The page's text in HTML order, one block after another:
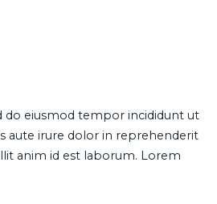
do eiusmod tempor incididunt ut
aute irure dolor in reprehenderit
anim id est laborum. Lorem